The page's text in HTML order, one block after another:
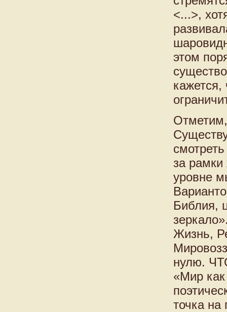
<...>,
этом
кажется,
за рамки
уровне
Библия,
Жизнь,
нулю.
«Мир
точка на